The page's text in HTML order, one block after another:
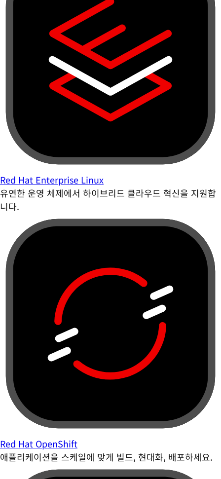
Red Hat Enterprise Linux
유연한 운영 체제에서 하이브리드 클라우드 혁신을 지원합
니다.
Red Hat OpenShift
애플리케이션을 스케일에 맞게 빌드, 현대화, 배포하세요.